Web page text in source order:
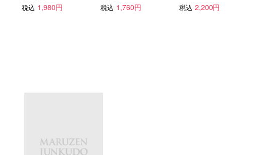
税込 1,980円
税込 1,760円 税込 2,200円